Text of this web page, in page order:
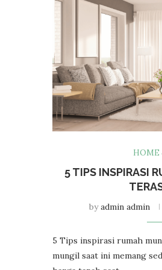
HOME
5 TIPS INSPIRASI
byadmin admin
5 Tips inspirasi rumah
mungil saat ini memang